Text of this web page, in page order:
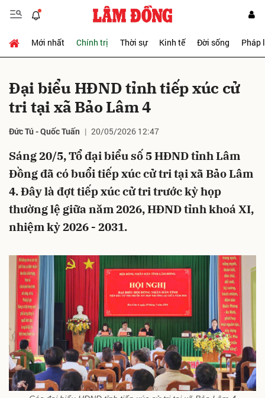
Mới nhất Chính trị Thời sự Kinh tế Đời sống Pháp
Đại biểu HĐND tỉnh tiếp xúc cử
tri tại xã Bảo Lâm 4
Đức Tú - Quốc Tuấn 20/05/2026 12:47
Sáng 20/5, Tổ đại biểu số 5 HĐND tỉnh Lâm
Đồng đã có buổi tiếp xúc cử tri tại xã Bảo Lâm
4. Đây là đợt tiếp xúc cử tri trước kỳ họp
thường lệ giữa năm 2026, HĐND tỉnh khoá XI,
nhiệm kỳ 2026 - 2031.
Gửi bình luận
Hủy Gửi